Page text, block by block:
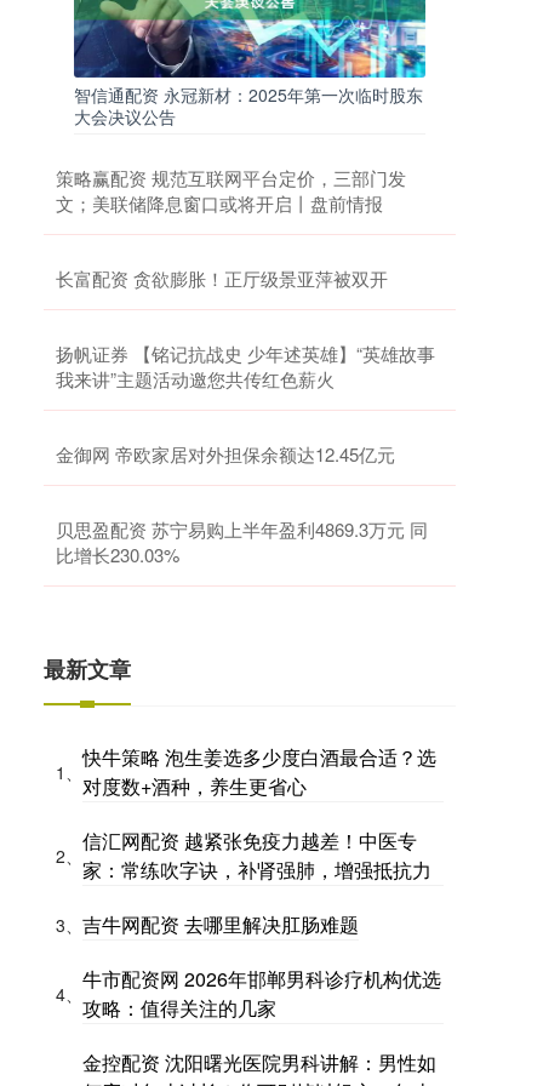
智信通配资 永冠新材：2025年第一次临时股东
大会决议公告
策略赢配资 规范互联网平台定价，三部门发
文；美联储降息窗口或将开启丨盘前情报
长富配资 贪欲膨胀！正厅级景亚萍被双开
扬帆证券 【铭记抗战史 少年述英雄】“英雄故事
我来讲”主题活动邀您共传红色薪火
金御网 帝欧家居对外担保余额达12.45亿元
贝思盈配资 苏宁易购上半年盈利4869.3万元 同
比增长230.03%
最新文章
1、
快牛策略 泡生姜选多少度白酒最合适？选
对度数+酒种，养生更省心
2、
信汇网配资 越紧张免疫力越差！中医专
家：常练吹字诀，补肾强肺，增强抵抗力
3、 吉牛网配资 去哪里解决肛肠难题
4、
牛市配资网 2026年邯郸男科诊疗机构优选
攻略：值得关注的几家
金控配资 沈阳曙光医院男科讲解：男性如